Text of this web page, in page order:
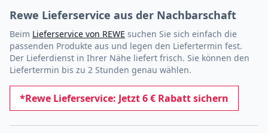
Rewe Lieferservice aus der Nachbarschaft
Beim Lieferservice von REWE suchen Sie sich einfach die
passenden Produkte aus und legen den Liefertermin fest.
Der Lieferdienst in Ihrer Nähe liefert frisch. Sie können den
Liefertermin bis zu 2 Stunden genau wählen.
*Rewe Lieferservice: Jetzt 6 € Rabatt sichern